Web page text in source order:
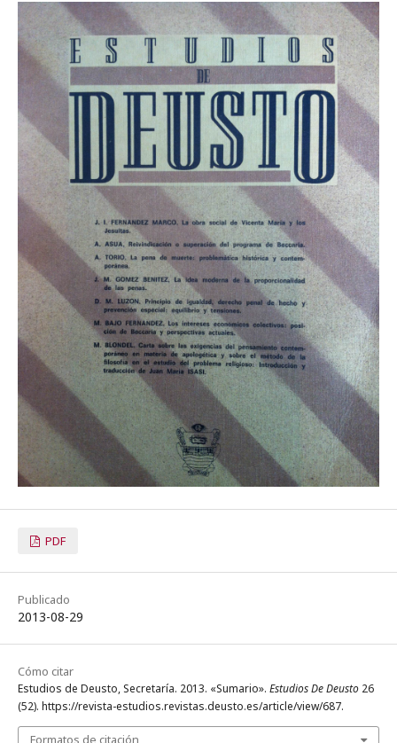
PDF
Publicado
2013-08-29
Cómo citar
Estudios de Deusto, Secretaría. 2013. «Sumario». Estudios De Deusto 26
(52). https://revista-estudios.revistas.deusto.es/article/view/687.
Formatos de citación